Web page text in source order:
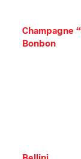
Champagne
Bonbon